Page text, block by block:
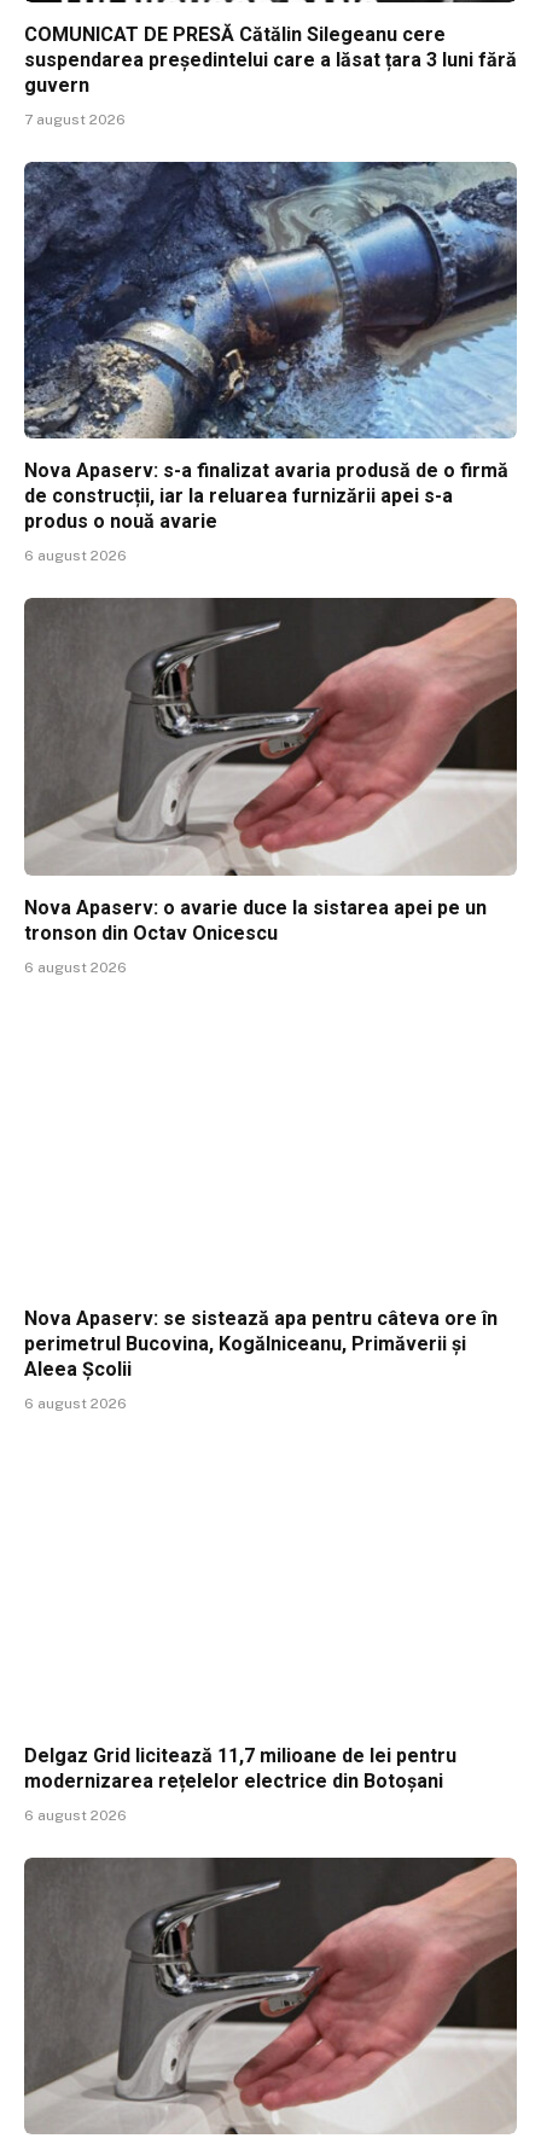
COMUNICAT DE PRESĂ Cătălin Silegeanu cere
suspendarea președintelui care a lăsat țara 3 luni fără
guvern
7 august 2026
Nova Apaserv: s-a finalizat avaria produsă de o firmă
de construcții, iar la reluarea furnizării apei s-a
produs o nouă avarie
6 august 2026
Nova Apaserv: o avarie duce la sistarea apei pe un
tronson din Octav Onicescu
6 august 2026
Nova Apaserv: se sistează apa pentru câteva ore în
perimetrul Bucovina, Kogălniceanu, Primăverii și
Aleea Școlii
6 august 2026
Delgaz Grid licitează 11,7 milioane de lei pentru
modernizarea rețelelor electrice din Botoșani
6 august 2026